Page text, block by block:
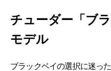
チューダー「ブ
モデル
ブラックベイの選択に迷っ